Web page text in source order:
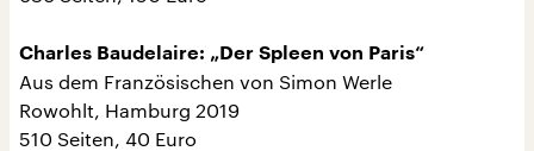
Charles Baudelaire: „Der Spleen von Paris“
Aus dem Französischen von Simon Werle
Rowohlt, Hamburg 2019
510 Seiten, 40 Euro